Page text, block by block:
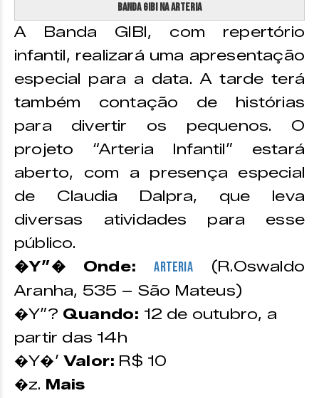
Banda Gibi na Arteria
A Banda GIBI, com repertório
infantil, realizará uma apresentação
especial para a data. A tarde terá
também contação de histórias
para divertir os pequenos. O
projeto “Arteria Infantil” estará
aberto, com a presença especial
de Claudia Dalpra, que leva
diversas atividades para esse
público.
�Y”� Onde:
Arteria(R.Oswaldo
Aranha, 535 – São Mateus)
�Y”? Quando: 12 de outubro, a
partir das 14h
�Y�’ Valor: R$ 10
�z. Mais